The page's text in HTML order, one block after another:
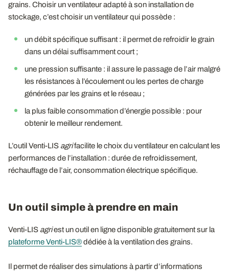
grains. Choisir un ventilateur adapté à son installation de
stockage, c’est choisir un ventilateur qui possède :
un débit spécifique suffisant : il permet de refroidir le grain
dans un délai suffisamment court ;
une pression suffisante : il assure le passage de l’air malgré
les résistances à l’écoulement ou les pertes de charge
générées par les grains et le réseau ;
la plus faible consommation d’énergie possible : pour
obtenir le meilleur rendement.
L’outil Venti-LIS agrifacilite le choix du ventilateur en calculant les
performances de l’installation : durée de refroidissement,
réchauffage de l’air, consommation électrique spécifique.
Un outil simple à prendre en main
Venti-LIS agriest un outil en ligne disponible gratuitement sur la
plateforme Venti-LIS®dédiée à la ventilation des grains.
Il permet de réaliser des simulations à partir d’informations